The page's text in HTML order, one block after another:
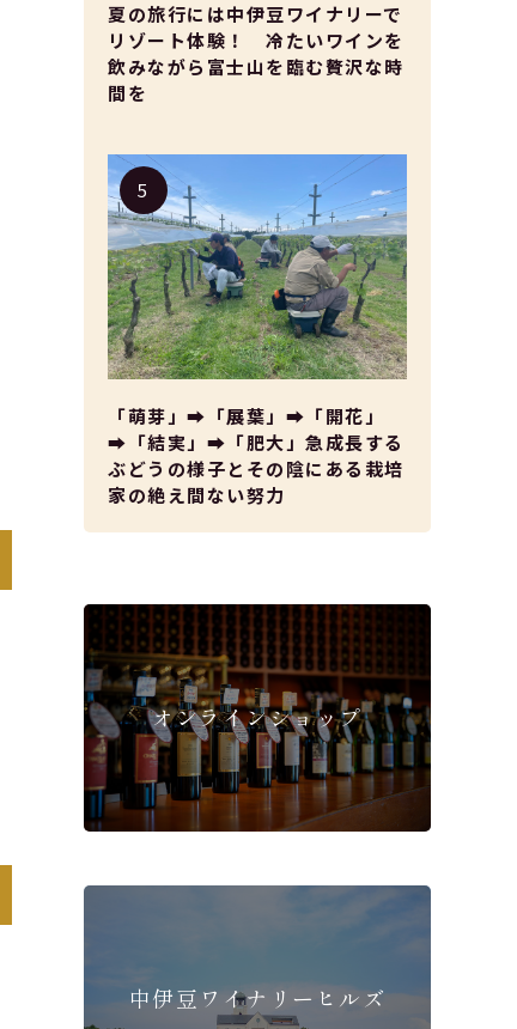
夏の旅行には中伊豆ワイナリーで
リゾート体験！ 冷たいワインを
飲みながら富士山を臨む贅沢な時
間を
「萌芽」➡「展葉」➡「開花」
➡「結実」➡「肥大」急成長する
ぶどうの様子とその陰にある栽培
家の絶え間ない努力
オンラインショップ
中伊豆ワイナリーヒルズ